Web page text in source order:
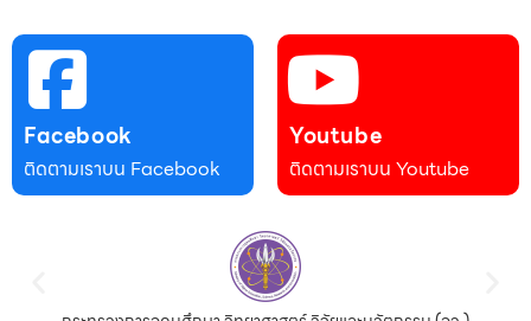
Facebook
ติดตามเราบน Facebook
Youtube
ติดตามเราบน Youtube